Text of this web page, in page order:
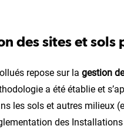
des sites et sols
repose sur la gestion
a été établie et
les sols et autres milieux
des